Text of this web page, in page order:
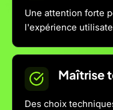
Une attention forte
l'expérience
Maîtrise
Des choix